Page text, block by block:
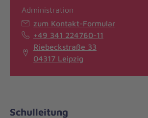
Administration
zum Kontakt-Formular
+49 341 224760-11
Riebeckstraße 33
04317 Leipzig
Schulleitung